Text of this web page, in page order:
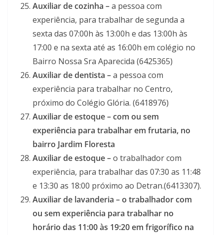
Auxiliar de cozinha –a pessoa com
experiência, para trabalhar de segunda a
sexta das 07:00h às 13:00h e das 13:00h às
17:00 e na sexta até as 16:00h em colégio no
Bairro Nossa Sra Aparecida (6425365)
Auxiliar de dentista –a pessoa com
experiência para trabalhar no Centro,
próximo do Colégio Glória. (6418976)
Auxiliar de estoque – com ou sem
experiência para trabalhar em frutaria, no
bairro Jardim Floresta
Auxiliar de estoque –o trabalhador com
experiência, para trabalhar das 07:30 as 11:48
e 13:30 as 18:00 próximo ao Detran.(6413307).
Auxiliar de lavanderia – o trabalhador com
ou sem experiência para trabalhar no
horário das 11:00 às 19:20 em frigorífico na